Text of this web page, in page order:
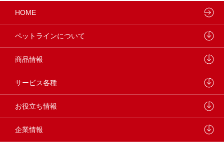
HOME
ペットラインについて
ペットラインが大切にしていること
研究開発センターについて
学会・論文発表
製品・品質管理
商品情報
ドッグフード
キャットフード
小動物
サービス各種
ウェルネスナビ
しあわせマルシェ
お役立ち情報
ペットライン 犬ノート
企業情報